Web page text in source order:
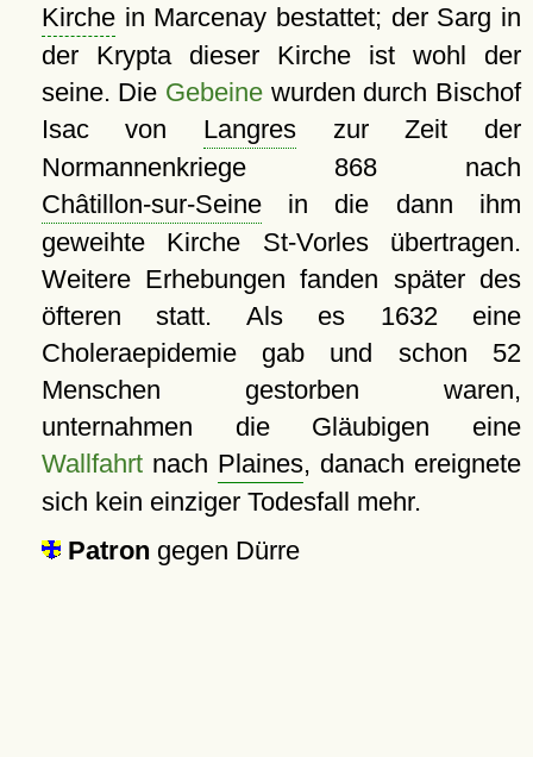
Kirchein Marcenay bestattet; der Sarg in
der Krypta dieser Kirche ist wohl der
seine. Die Gebeine wurden durch Bischof
Isac von Langres zur Zeit der
Normannenkriege 868 nach
Châtillon-sur-Seinein die dann ihm
geweihte Kirche St-Vorles übertragen.
Weitere Erhebungen fanden später des
öfteren statt. Als es 1632 eine
Choleraepidemie gab und schon 52
Menschen gestorben waren,
unternahmen die Gläubigen eine
Wallfahrtnach Plaines, danach ereignete
sich kein einziger Todesfall mehr.
Patron gegen Dürre